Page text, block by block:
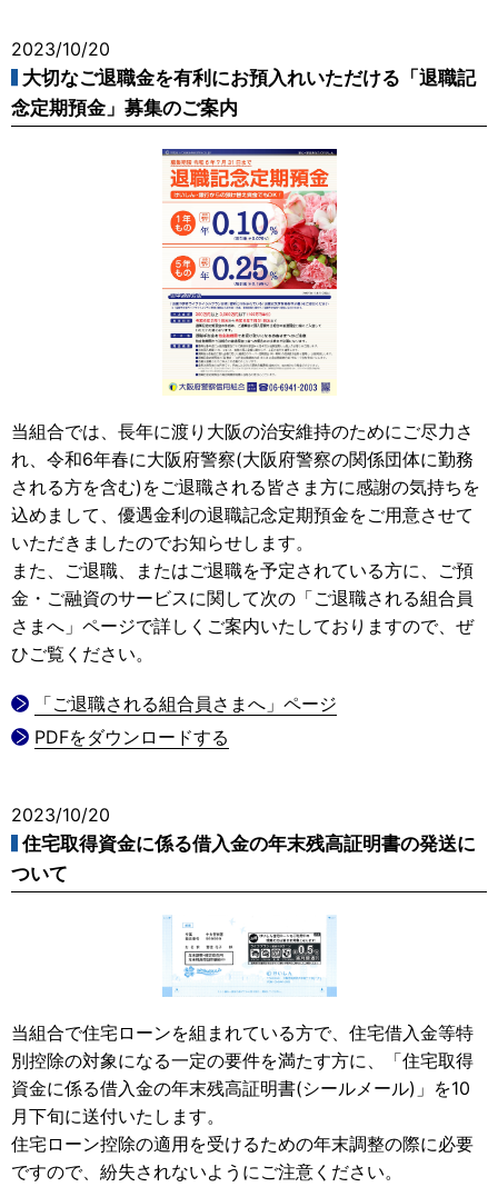
2023/10/20
大切なご退職金を有利にお預入れいただける「退職記
念定期預金」募集のご案内
当組合では、長年に渡り大阪の治安維持のためにご尽力さ
れ、令和6年春に大阪府警察(大阪府警察の関係団体に勤務
される方を含む)をご退職される皆さま方に感謝の気持ちを
込めまして、優遇金利の退職記念定期預金をご用意させて
いただきましたのでお知らせします。
また、ご退職、またはご退職を予定されている方に、ご預
金・ご融資のサービスに関して次の「ご退職される組合員
さまへ」ページで詳しくご案内いたしておりますので、ぜ
ひご覧ください。
「ご退職される組合員さまへ」ページ
PDFをダウンロードする
2023/10/20
住宅取得資金に係る借入金の年末残高証明書の発送に
ついて
当組合で住宅ローンを組まれている方で、住宅借入金等特
別控除の対象になる一定の要件を満たす方に、「住宅取得
資金に係る借入金の年末残高証明書(シールメール)」を10
月下旬に送付いたします。
住宅ローン控除の適用を受けるための年末調整の際に必要
ですので、紛失されないようにご注意ください。